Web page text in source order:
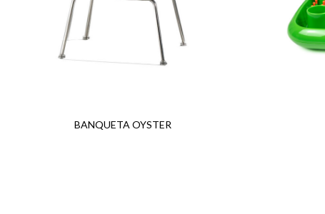
BANQUETA OYSTER